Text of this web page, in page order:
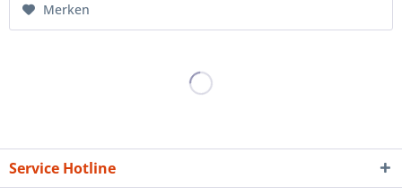
Merken
Service Hotline